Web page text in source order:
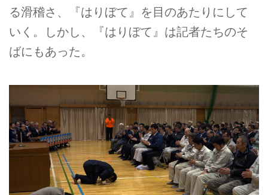
る滑稽さ、『はりぼて』を目のあたりにして
いく。しかし、『はりぼて』は記者たちのそ
ばにもあった。